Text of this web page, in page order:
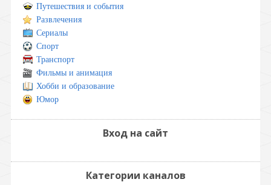
Путешествия и события
Развлечения
Сериалы
Спорт
Транспорт
Фильмы и анимация
Хобби и образование
Юмор
Вход на сайт
Категории каналов